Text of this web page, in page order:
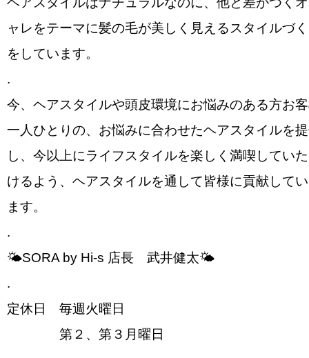
ャレをテーマに髪の毛が美しく見えるスタイルづ
をしています。
.
今、ヘアスタイルや頭皮環境にお悩みのある方お
一人ひとりの、お悩みに合わせたヘアスタイルを
し、今以上にライフスタイルを楽しく満喫してい
けるよう、ヘアスタイルを通して皆様に貢献して
ます。
.
🌤SORA by Hi-s 店長 武井健太🌤
.
定休日 毎週火曜日
第２、第３月曜日